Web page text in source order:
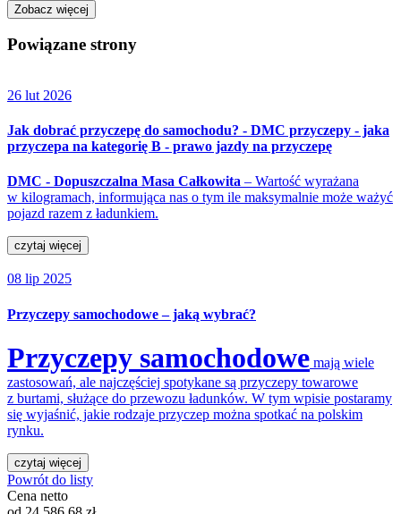
Zobacz więcej
Powiązane strony
26 lut 2026
Jak dobrać przyczepę do samochodu? - DMC przyczepy - jaka
przyczepa na kategorię B - prawo jazdy na przyczepę
DMC - Dopuszczalna Masa Całkowita – Wartość wyrażana
w kilogramach, informująca nas o tym ile maksymalnie może ważyć
pojazd razem z ładunkiem.
czytaj więcej
08 lip 2025
Przyczepy samochodowe – jaką wybrać?
Przyczepy samochodowe mają wiele
zastosowań, ale najczęściej spotykane są przyczepy towarowe
z burtami, służące do przewozu ładunków. W tym wpisie postaramy
się wyjaśnić, jakie rodzaje przyczep można spotkać na polskim
rynku.
czytaj więcej
Powrót do listy
Cena netto